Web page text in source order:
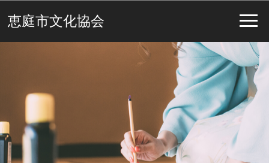
恵庭市文化協会